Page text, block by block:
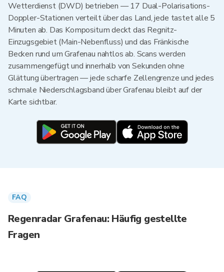
Wetterdienst (DWD) betrieben — 17 Dual-Polarisations-
Doppler-Stationen verteilt über das Land, jede tastet alle 5
Minuten ab. Das Kompositum deckt das Regnitz-
Einzugsgebiet (Main-Nebenfluss) und das Fränkische
Becken rund um Grafenau nahtlos ab. Scans werden
zusammengefügt und innerhalb von Sekunden ohne
Glättung übertragen — jede scharfe Zellengrenze und jedes
schmale Niederschlagsband über Grafenau bleibt auf der
Karte sichtbar.
FAQ
Regenradar Grafenau: Häufig gestellte
Fragen